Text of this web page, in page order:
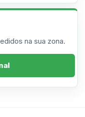
na sua zona.